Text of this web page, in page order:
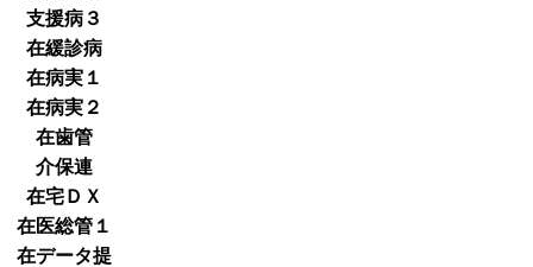
支援病３
在緩診病
在病実１
在病実２
在歯管
介保連
在宅ＤＸ
在医総管１
在データ提